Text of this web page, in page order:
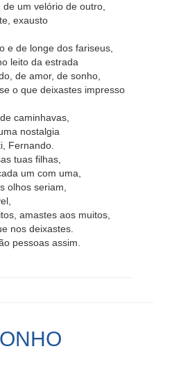
um velório de outro,
exausto
e de longe dos fariseus,
leito da estrada
de amor, de sonho,
o que deixastes impresso
caminhavas,
nostalgia
Fernando.
tuas filhas,
um com uma,
olhos seriam,
amastes aos muitos,
nos deixastes.
pessoas assim.